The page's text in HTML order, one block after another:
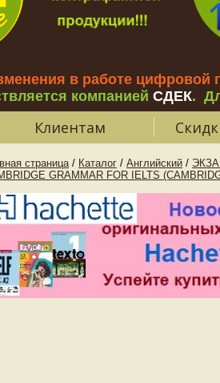
в работе цифровой
компанией СДЕК.
Клиентам
страница / Каталог / Английский /
GRAMMAR FOR IELTS